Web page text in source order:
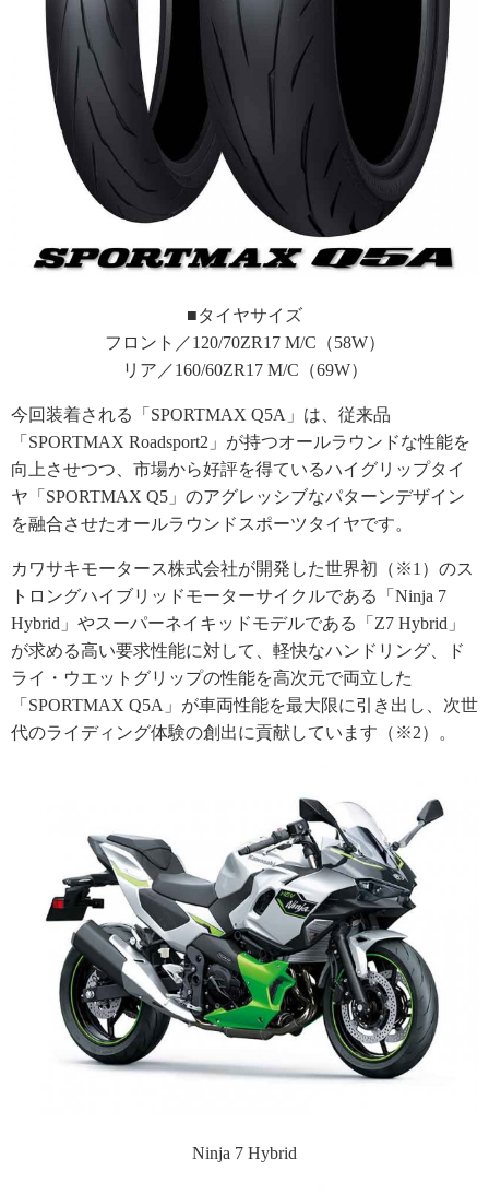
■タイヤサイズ
フロント／120/70ZR17 M/C（58W）
リア／160/60ZR17 M/C（69W）
今回装着される「SPORTMAX Q5A」は、従来品
「SPORTMAX Roadsport2」が持つオールラウンドな性能を
向上させつつ、市場から好評を得ているハイグリップタイ
ヤ「SPORTMAX Q5」のアグレッシブなパターンデザイン
を融合させたオールラウンドスポーツタイヤです。
カワサキモータース株式会社が開発した世界初（※1）のス
トロングハイブリッドモーターサイクルである「Ninja 7
Hybrid」やスーパーネイキッドモデルである「Z7 Hybrid」
が求める高い要求性能に対して、軽快なハンドリング、ド
ライ・ウエットグリップの性能を高次元で両立した
「SPORTMAX Q5A」が車両性能を最大限に引き出し、次世
代のライディング体験の創出に貢献しています（※2）。
Ninja 7 Hybrid